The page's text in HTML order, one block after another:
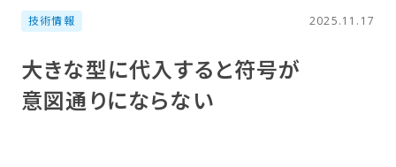
技術情報 2025.11.17
大きな​型に​代入すると​符号が​
意図通りに​ならない